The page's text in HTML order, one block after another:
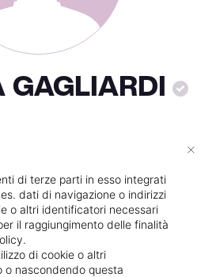
GAGLIARDI
inMassaggi del
di ANGELA
di terze parti in esso integrati
dati di navigazione o indirizzi
o altri identificatori necessari
il raggiungimento delle finalità
di cookie o altri
nascondendo questa
×